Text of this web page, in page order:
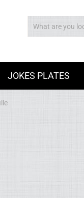
JOKES PLATES